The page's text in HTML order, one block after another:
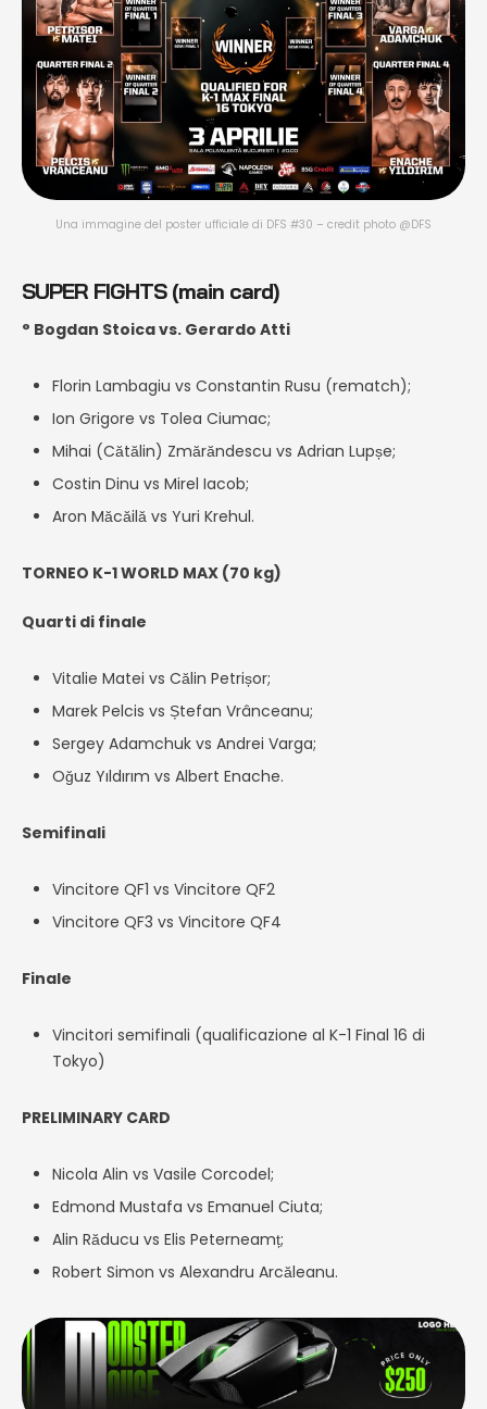
Una immagine del poster ufficiale di DFS #30 – credit photo @DFS
SUPER FIGHTS (main card)
° Bogdan Stoica vs. Gerardo Atti
Florin Lambagiu vs Constantin Rusu (rematch);
Ion Grigore vs Tolea Ciumac;
Mihai (Cătălin) Zmărăndescu vs Adrian Lupșe;
Costin Dinu vs Mirel Iacob;
Aron Măcăilă vs Yuri Krehul.
TORNEO K-1 WORLD MAX (70 kg)
Quarti di finale
Vitalie Matei vs Călin Petrișor;
Marek Pelcis vs Ștefan Vrânceanu;
Sergey Adamchuk vs Andrei Varga;
Oğuz Yıldırım vs Albert Enache.
Semifinali
Vincitore QF1 vs Vincitore QF2
Vincitore QF3 vs Vincitore QF4
Finale
Vincitori semifinali (qualificazione al K-1 Final 16 di
Tokyo)
PRELIMINARY CARD
Nicola Alin vs Vasile Corcodel;
Edmond Mustafa vs Emanuel Ciuta;
Alin Răducu vs Elis Peterneamț;
Robert Simon vs Alexandru Arcăleanu.